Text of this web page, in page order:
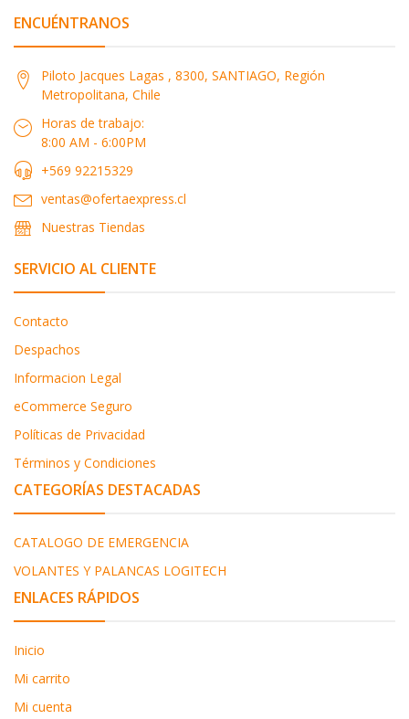
ENCUÉNTRANOS
Piloto Jacques Lagas , 8300, SANTIAGO, Región
Metropolitana, Chile
Horas de trabajo:
8:00 AM - 6:00PM
+569 92215329
ventas@ofertaexpress.cl
Nuestras Tiendas
SERVICIO AL CLIENTE
Contacto
Despachos
Informacion Legal
eCommerce Seguro
Políticas de Privacidad
Términos y Condiciones
CATEGORÍAS DESTACADAS
CATALOGO DE EMERGENCIA
VOLANTES Y PALANCAS LOGITECH
ENLACES RÁPIDOS
Inicio
Mi carrito
Mi cuenta